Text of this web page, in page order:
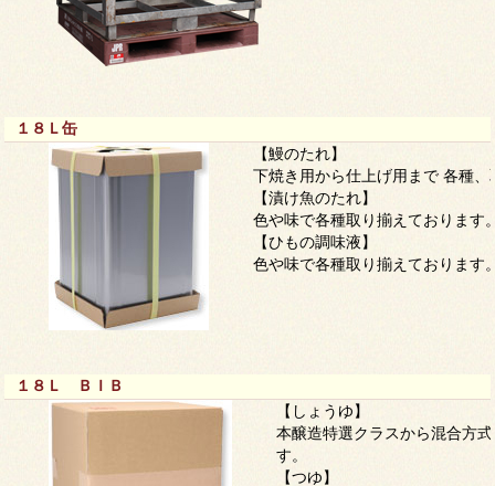
１８Ｌ缶
【鰻のたれ】
下焼き用から仕上げ用まで 各種
【漬け魚のたれ】
色や味で各種取り揃えております
【ひもの調味液】
色や味で各種取り揃えております
１８Ｌ ＢＩＢ
【しょうゆ】
本醸造特選クラスから混合方
す。
【つゆ】